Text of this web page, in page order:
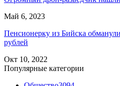
Май 6, 2023
Пенсионерку из Бийска
рублей
Окт 10, 2022
Популярные категории